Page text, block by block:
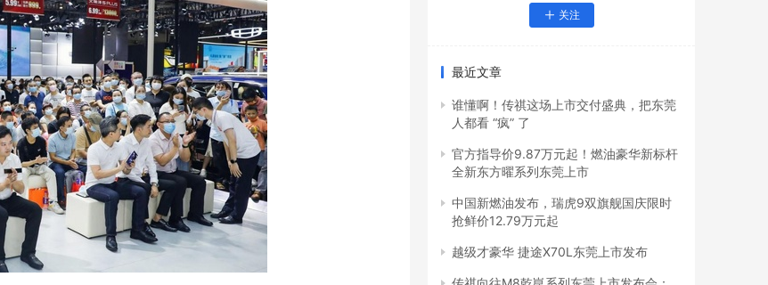
关注
最近文章
谁懂啊！传祺这场上市交付盛典，把东莞
人都看 “疯” 了
官方指导价9.87万元起！燃油豪华新标杆
全新东方曜系列东莞上市
中国新燃油发布，瑞虎9双旗舰国庆限时
抢鲜价12.79万元起
越级才豪华 捷途X70L东莞上市发布